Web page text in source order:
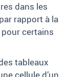
dans les
rapport à la
pour certains
tableaux